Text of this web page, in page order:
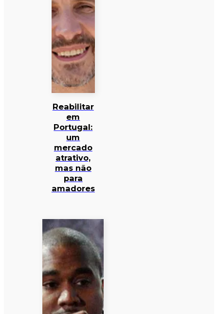
Reabilitar
em
Portugal:
um
mercado
atrativo,
mas não
para
amadores